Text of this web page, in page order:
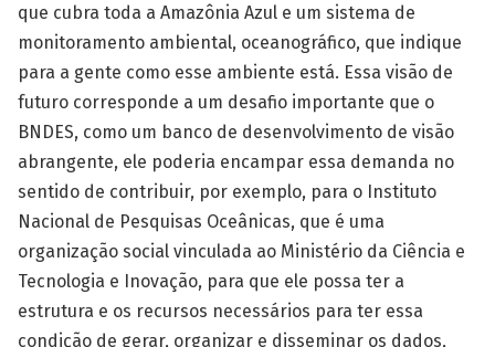
que cubra toda a Amazônia Azul e um sistema de
monitoramento ambiental, oceanográfico, que indique
para a gente como esse ambiente está. Essa visão de
futuro corresponde a um desafio importante que o
BNDES, como um banco de desenvolvimento de visão
abrangente, ele poderia encampar essa demanda no
sentido de contribuir, por exemplo, para o Instituto
Nacional de Pesquisas Oceânicas, que é uma
organização social vinculada ao Ministério da Ciência e
Tecnologia e Inovação, para que ele possa ter a
estrutura e os recursos necessários para ter essa
condição de gerar, organizar e disseminar os dados,